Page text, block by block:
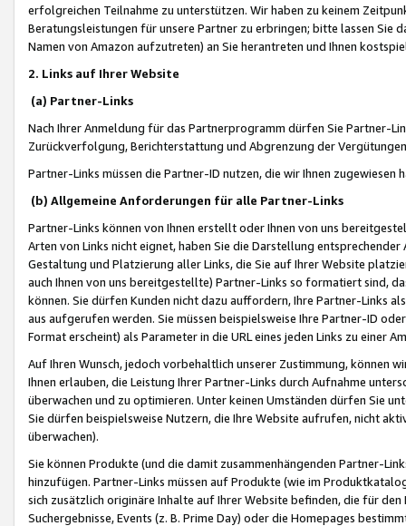
erfolgreichen Teilnahme zu unterstützen. Wir haben zu keinem
Beratungsleistungen für unsere Partner zu erbringen; bitte lassen Sie
Namen von Amazon aufzutreten) an Sie herantreten und Ihnen
2. Links auf Ihrer Website
(a) Partner-Links
Nach Ihrer Anmeldung für das Partnerprogramm dürfen Sie Partner-
Zurückverfolgung, Berichterstattung und Abgrenzung der
Partner-Links müssen die Partner-ID nutzen, die wir Ihnen zugewiesen
(b) Allgemeine Anforderungen für alle Partner-Links
Partner-Links können von Ihnen erstellt oder Ihnen von uns
Arten von Links nicht eignet, haben Sie die Darstellung
Gestaltung und Platzierung aller Links, die Sie auf Ihrer Website
auch Ihnen von uns bereitgestellte) Partner-Links so formatiert sind,
können. Sie dürfen Kunden nicht dazu auffordern, Ihre Partner-Links
aus aufgerufen werden. Sie müssen beispielsweise Ihre Partner-ID
Format erscheint) als Parameter in die URL eines jeden Links zu einer
Auf Ihren Wunsch, jedoch vorbehaltlich unserer Zustimmung, können
Ihnen erlauben, die Leistung Ihrer Partner-Links durch Aufnahme
überwachen und zu optimieren. Unter keinen Umständen dürfen Sie
Sie dürfen beispielsweise Nutzern, die Ihre Website aufrufen, nicht
überwachen).
Sie können Produkte (und die damit zusammenhängenden Partner-
hinzufügen. Partner-Links müssen auf Produkte (wie im
sich zusätzlich originäre Inhalte auf Ihrer Website befinden, die für
Suchergebnisse, Events (z. B. Prime Day) oder die Homepages